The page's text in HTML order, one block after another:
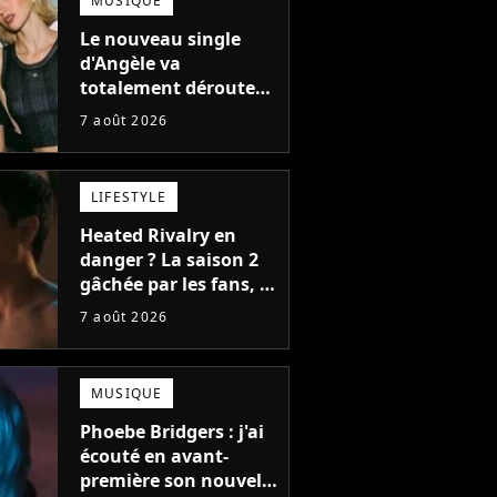
à la
loves
à Paris. Le
Exclusif - Booba lors de
la soirée " Come Chill
with Booba " au bar Le
Tube à Dubaï le 21
octobre 2021. © Nicolas
Le nouveau single
d'Angèle va
totalement dérouter
le public, et c'est une
7 août 2026
LIFESTYLE
Heated Rivalry en
danger ? La saison 2
gâchée par les fans, le
créateur pousse un
7 août 2026
MUSIQUE
Phoebe Bridgers : j'ai
écouté en avant-
première son nouvel